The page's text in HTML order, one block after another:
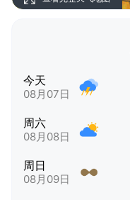
今天
08月07日
周六
08月08日
周日
08月09日